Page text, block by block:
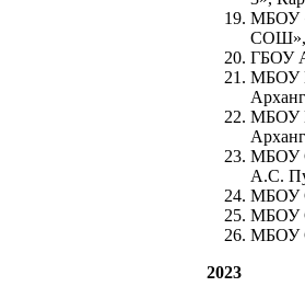
МБОУ
СОШ»,
ГБОУ
МБОУ
МБОУ
МБОУ
А.С.
МБОУ
МБОУ
МБОУ
2023